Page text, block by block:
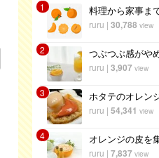
1
料理から家事ま
ruru | 30,788 view
2 つぶつぶ感がや
ruru | 3,907 view
3 ホタテのオレン
ruru | 54,341 view
4 オレンジの皮を
ruru | 7,837 view